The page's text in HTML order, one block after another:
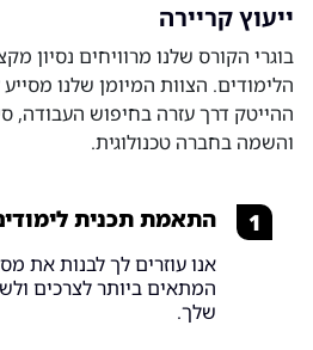
ייעוץ קריירה
בוגרי הקורס שלנו מרוויחים נסיון
הלימודים. הצוות המיומן שלנו
ההייטק דרך עזרה בחיפוש העבודה,
והשמה בחברה טכנולוגית.
1 התאמת תכנית
אנו עוזרים לך לבנות את
המתאים ביותר לצרכים
שלך.